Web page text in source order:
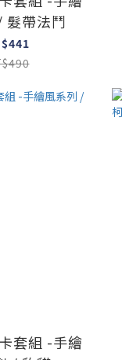
髮帶法鬥
套組 -手繪